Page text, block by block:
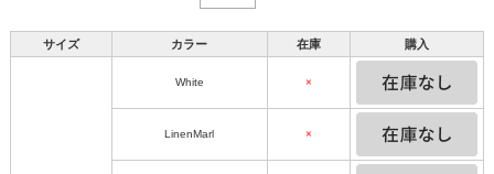
サイズ カラー 在庫 購入
White ×
LinenMarl ×